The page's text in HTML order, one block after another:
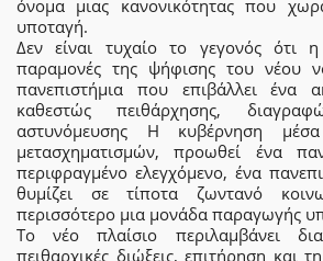
όνομα μιας κανονικότητας που
υποταγή.
Δεν είναι τυχαίο το γεγονός ότι η
παραμονές της ψήφισης του νέου
πανεπιστήμια που επιβάλλει ένα
καθεστώς πειθάρχησης,
αστυνόμευσης Η κυβέρνηση
μετασχηματισμών, προωθεί ένα
περιφραγμένο ελεγχόμενο, ένα
θυμίζει σε τίποτα ζωντανό
περισσότερο μια μονάδα παραγωγής
Το νέο πλαίσιο περιλαμβάνει
πειθαρχικές διώξεις, επιτήρηση και